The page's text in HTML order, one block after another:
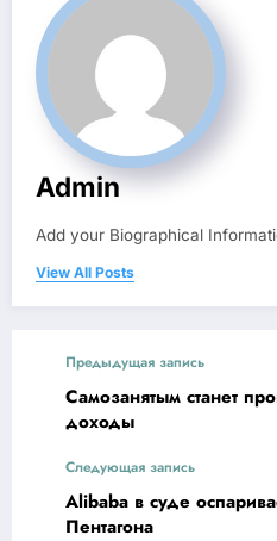
Admin
Add your Biographical
View All Posts
Предыдущая запись
Самозанятым станет
доходы
Следующая запись
Alibaba в суде
Пентагона